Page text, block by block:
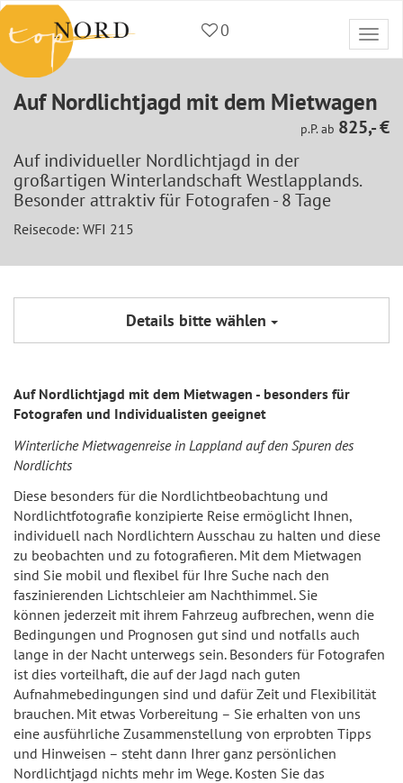
0
Auf Nordlichtjagd mit dem Mietwagen
p.P. ab 825,- €
Auf individueller Nordlichtjagd in der
großartigen Winterlandschaft Westlapplands.
Besonder attraktiv für Fotografen - 8 Tage
Reisecode: WFI 215
Details bitte wählen
Auf Nordlichtjagd mit dem Mietwagen - besonders für
Fotografen und Individualisten geeignet
Winterliche Mietwagenreise in Lappland auf den Spuren des
Nordlichts
Diese besonders für die Nordlichtbeobachtung und
Nordlichtfotografie konzipierte Reise ermöglicht Ihnen,
individuell nach Nordlichtern Ausschau zu halten und diese
zu beobachten und zu fotografieren. Mit dem Mietwagen
sind Sie mobil und flexibel für Ihre Suche nach den
faszinierenden Lichtschleier am Nachthimmel. Sie
können jederzeit mit ihrem Fahrzeug aufbrechen, wenn die
Bedingungen und Prognosen gut sind und notfalls auch
lange in der Nacht unterwegs sein. Besonders für Fotografen
ist dies vorteilhaft, die auf der Jagd nach guten
Aufnahmebedingungen sind und dafür Zeit und Flexibilität
brauchen. Mit etwas Vorbereitung – Sie erhalten von uns
eine ausführliche Zusammenstellung von erprobten Tipps
und Hinweisen – steht dann Ihrer ganz persönlichen
Nordlichtjagd nichts mehr im Wege. Kosten Sie das